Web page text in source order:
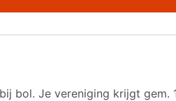
bol. Je vereniging krijgt gem.